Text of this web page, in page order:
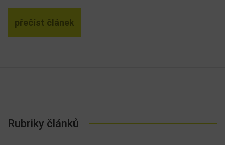
přečíst článek
Rubriky článků